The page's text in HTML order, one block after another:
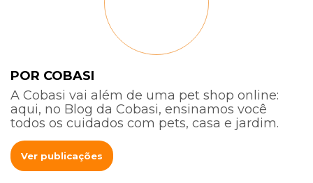
POR COBASI
A Cobasi vai além de uma pet shop online:
aqui, no Blog da Cobasi, ensinamos você
todos os cuidados com pets, casa e jardim.
Ver publicações